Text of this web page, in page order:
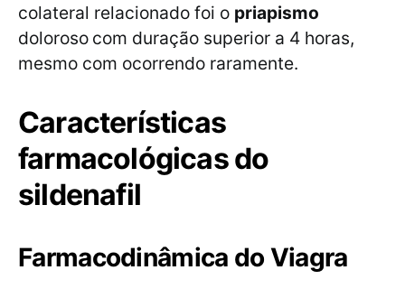
colateral relacionado foi o priapismo
doloroso com duração superior a 4 horas,
mesmo com ocorrendo raramente.
Características
farmacológicas do
sildenafil
Farmacodinâmica do Viagra